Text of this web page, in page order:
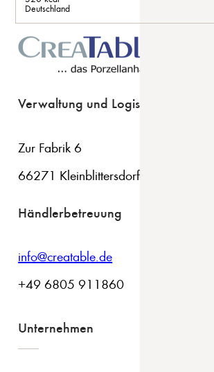
Deutschland
Verwaltung und Logistik
Zur Fabrik 6
66271 Kleinblittersdorf
Händlerbetreuung
info@creatable.de
+49 6805 911860
Unternehmen